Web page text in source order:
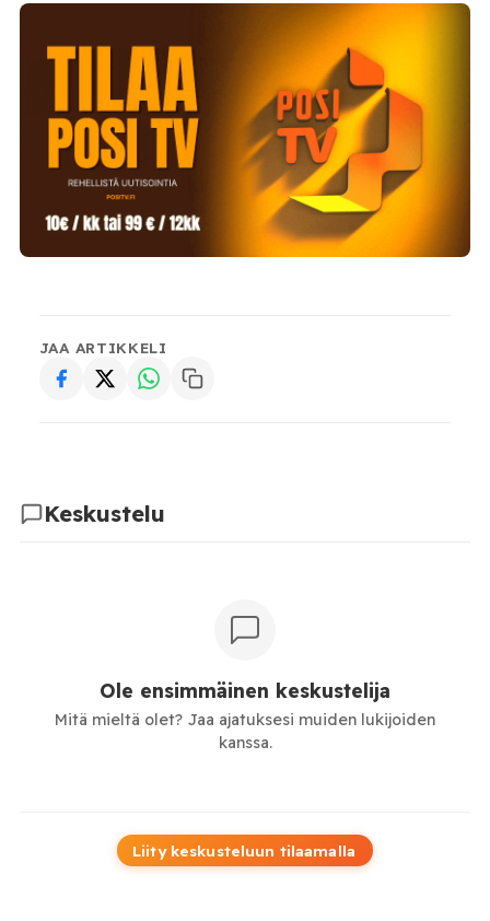
JAA ARTIKKELI
Keskustelu
Ole ensimmäinen keskustelija
Mitä mieltä olet? Jaa ajatuksesi muiden lukijoiden
kanssa.
Liity keskusteluun tilaamalla